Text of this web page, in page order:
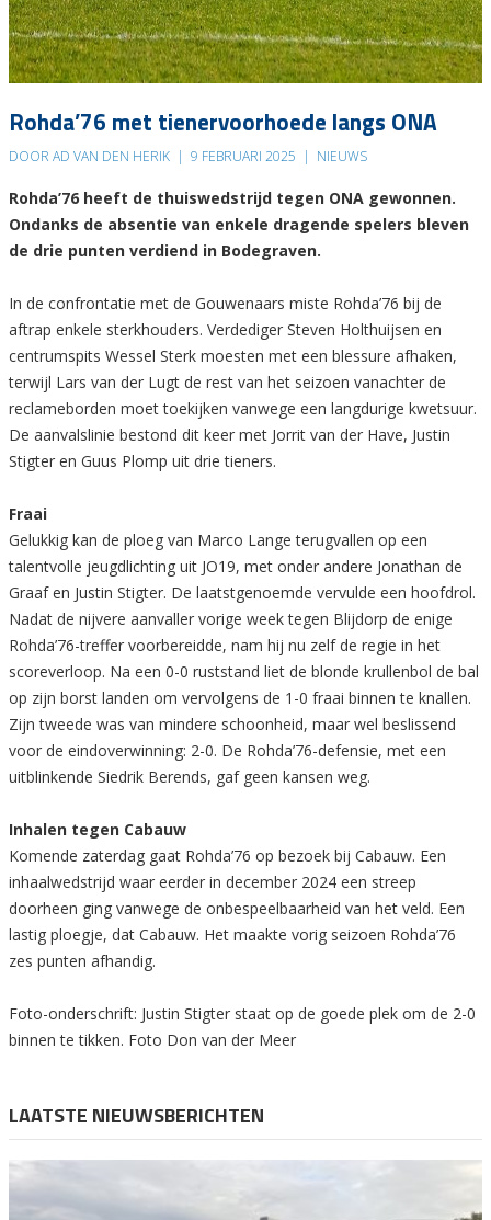
Rohda’76 met tienervoorhoede langs ONA
DOOR AD VAN DEN HERIK | 9 FEBRUARI 2025 | NIEUWS
Rohda’76 heeft de thuiswedstrijd tegen ONA gewonnen.
Ondanks de absentie van enkele dragende spelers bleven
de drie punten verdiend in Bodegraven.
In de confrontatie met de Gouwenaars miste Rohda’76 bij de
aftrap enkele sterkhouders. Verdediger Steven Holthuijsen en
centrumspits Wessel Sterk moesten met een blessure afhaken,
terwijl Lars van der Lugt de rest van het seizoen vanachter de
reclameborden moet toekijken vanwege een langdurige kwetsuur.
De aanvalslinie bestond dit keer met Jorrit van der Have, Justin
Stigter en Guus Plomp uit drie tieners.
Fraai
Gelukkig kan de ploeg van Marco Lange terugvallen op een
talentvolle jeugdlichting uit JO19, met onder andere Jonathan de
Graaf en Justin Stigter. De laatstgenoemde vervulde een hoofdrol.
Nadat de nijvere aanvaller vorige week tegen Blijdorp de enige
Rohda’76-treffer voorbereidde, nam hij nu zelf de regie in het
scoreverloop. Na een 0-0 ruststand liet de blonde krullenbol de bal
op zijn borst landen om vervolgens de 1-0 fraai binnen te knallen.
Zijn tweede was van mindere schoonheid, maar wel beslissend
voor de eindoverwinning: 2-0. De Rohda’76-defensie, met een
uitblinkende Siedrik Berends, gaf geen kansen weg.
Inhalen tegen Cabauw
Komende zaterdag gaat Rohda’76 op bezoek bij Cabauw. Een
inhaalwedstrijd waar eerder in december 2024 een streep
doorheen ging vanwege de onbespeelbaarheid van het veld. Een
lastig ploegje, dat Cabauw. Het maakte vorig seizoen Rohda’76
zes punten afhandig.
Foto-onderschrift: Justin Stigter staat op de goede plek om de 2-0
binnen te tikken. Foto Don van der Meer
LAATSTE NIEUWSBERICHTEN